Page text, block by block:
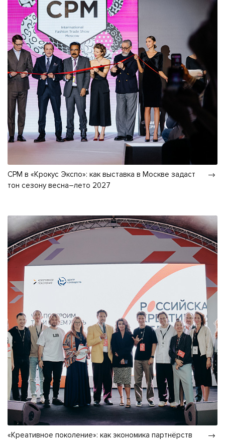
CPM в «Крокус Экспо»: как выставка в Москве задаст
тон сезону весна–лето 2027
«Креативное поколение»: как экономика партнёрств